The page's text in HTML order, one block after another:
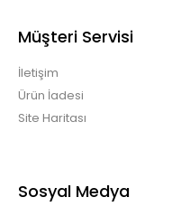
Müşteri Servisi
İletişim
Ürün İadesi
Site Haritası
Sosyal Medya